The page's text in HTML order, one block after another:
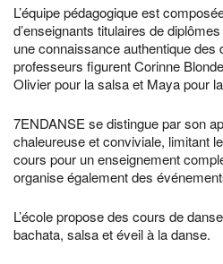
L’équipe pédagogique est
d’enseignants titulaires de
une connaissance authentique des
professeurs figurent Corinne
Olivier pour la salsa et Maya pour
7ENDANSE se distingue par son
chaleureuse et conviviale, limitant
cours pour un enseignement
organise également des
L’école propose des cours de
bachata, salsa et éveil à la danse.